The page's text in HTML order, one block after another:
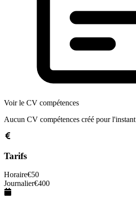
Voir le CV compétences
Aucun CV compétences créé pour l'instant
Tarifs
Horaire€50
Journalier€400